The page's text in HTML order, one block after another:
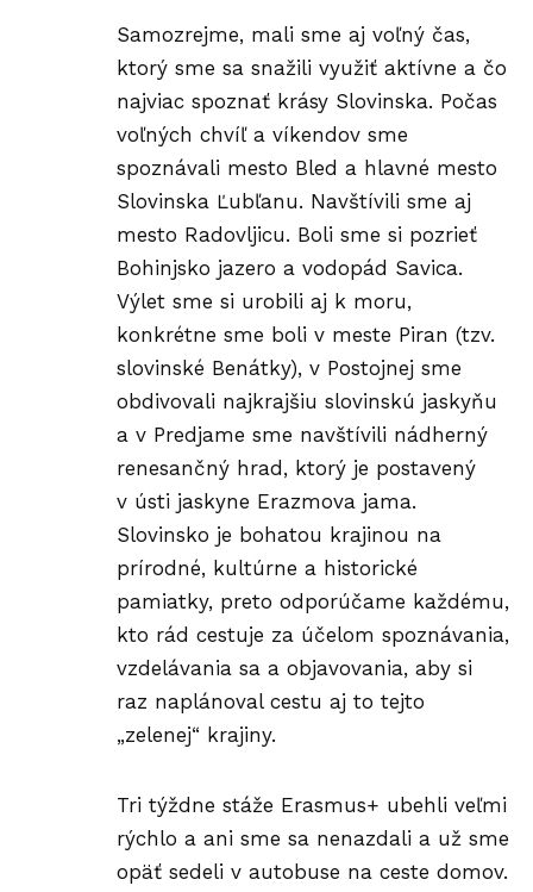
Samozrejme, mali sme aj voľný čas,
ktorý sme sa snažili využiť aktívne a čo
najviac spoznať krásy Slovinska. Počas
voľných chvíľ a víkendov sme
spoznávali mesto Bled a hlavné mesto
Slovinska Ľubľanu. Navštívili sme aj
mesto Radovljicu. Boli sme si pozrieť
Bohinjsko jazero a vodopád Savica.
Výlet sme si urobili aj k moru,
konkrétne sme boli v meste Piran (tzv.
slovinské Benátky), v Postojnej sme
obdivovali najkrajšiu slovinskú jaskyňu
a v Predjame sme navštívili nádherný
renesančný hrad, ktorý je postavený
v ústi jaskyne Erazmova jama.
Slovinsko je bohatou krajinou na
prírodné, kultúrne a historické
pamiatky, preto odporúčame každému,
kto rád cestuje za účelom spoznávania,
vzdelávania sa a objavovania, aby si
raz naplánoval cestu aj to tejto
„zelenej“ krajiny.
Tri týždne stáže Erasmus+ ubehli veľmi
rýchlo a ani sme sa nenazdali a už sme
opäť sedeli v autobuse na ceste domov.